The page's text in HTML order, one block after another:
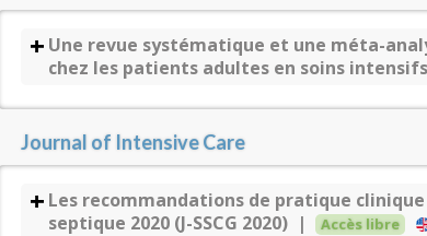
Une revue systématique et une méta-
chez les patients adultes en soins
Journal of Intensive Care
Les recommandations de pratique
septique 2020 (J-SSCG 2020) |
Accès libre